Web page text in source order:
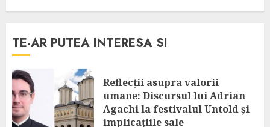
TE-AR PUTEA INTERESA SI
Reflecții asupra valorii
umane: Discursul lui Adrian
Agachi la festivalul Untold și
implicațiile sale